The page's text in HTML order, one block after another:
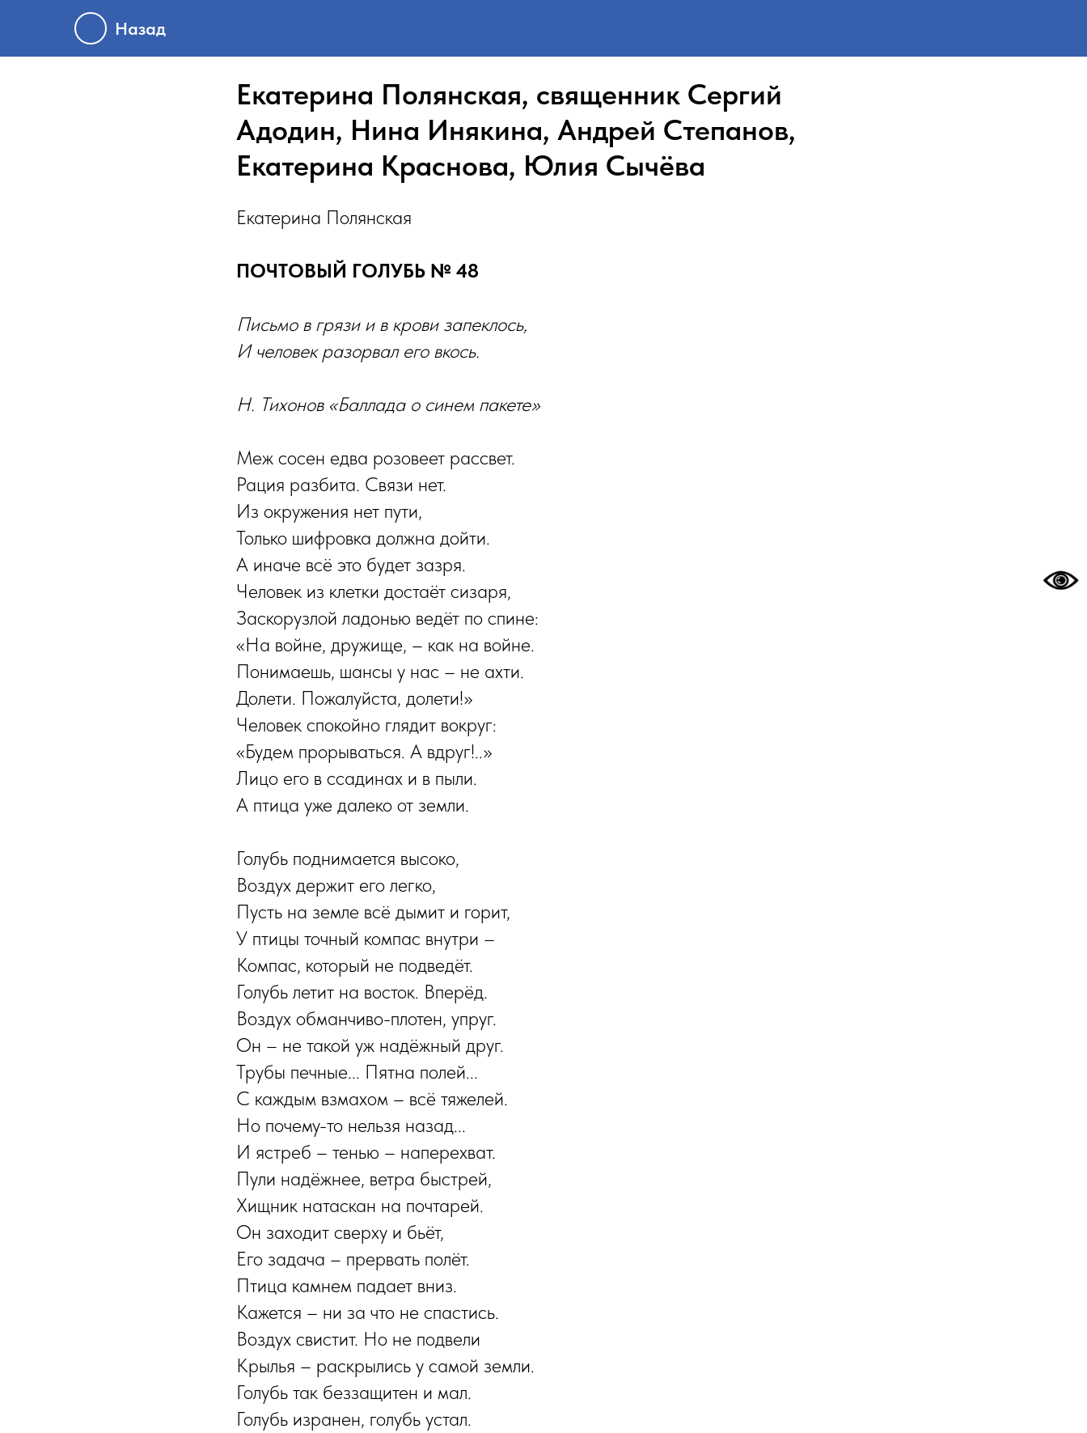
Назад
Екатерина Полянская, священник Сергий
Адодин, Нина Инякина, Андрей Степанов,
Екатерина Краснова, Юлия Сычёва
Екатерина Полянская
ПОЧТОВЫЙ ГОЛУБЬ № 48
Письмо в грязи и в крови запеклось,
И человек разорвал его вкось.
Н. Тихонов «Баллада о синем пакете»
Меж сосен едва розовеет рассвет.
Рация разбита. Связи нет.
Из окружения нет пути,
Только шифровка должна дойти.
А иначе всё это будет зазря.
Человек из клетки достаёт сизаря,
Заскорузлой ладонью ведёт по спине:
«На войне, дружище, – как на войне.
Понимаешь, шансы у нас – не ахти.
Долети. Пожалуйста, долети!»
Человек спокойно глядит вокруг:
«Будем прорываться. А вдруг!..»
Лицо его в ссадинах и в пыли.
А птица уже далеко от земли.
Голубь поднимается высоко,
Воздух держит его легко,
Пусть на земле всё дымит и горит,
У птицы точный компас внутри –
Компас, который не подведёт.
Голубь летит на восток. Вперёд.
Воздух обманчиво-плотен, упруг.
Он – не такой уж надёжный друг.
Трубы печные... Пятна полей...
С каждым взмахом – всё тяжелей.
Но почему-то нельзя назад...
И ястреб – тенью – наперехват.
Пули надёжнее, ветра быстрей,
Хищник натаскан на почтарей.
Он заходит сверху и бьёт,
Его задача – прервать полёт.
Птица камнем падает вниз.
Кажется – ни за что не спастись.
Воздух свистит. Но не подвели
Крылья – раскрылись у самой земли.
Голубь так беззащитен и мал.
Голубь изранен, голубь устал.